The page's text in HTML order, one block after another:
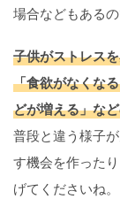
場合などもある
子供がストレス
「食欲がなくな
どが増える」な
普段と違う様子
す機会を作った
げてくださいね。